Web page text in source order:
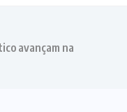
avançam na